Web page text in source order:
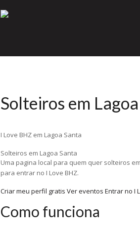
Solteiros em
I Love BHZ em Lagoa Santa
Solteiros em Lagoa Santa
Uma pagina local para quem quer solteiros
para entrar no I Love BHZ.
Criar meu perfil gratis Ver eventos Entrar no I
Como funciona